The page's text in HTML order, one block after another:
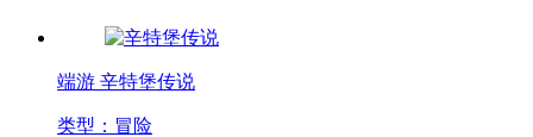
端游 辛特堡传说
类型：冒险